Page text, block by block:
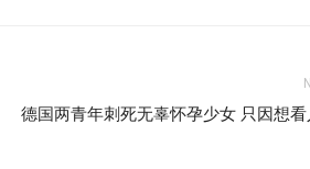
德国两青年刺死无辜怀孕少女 只因想